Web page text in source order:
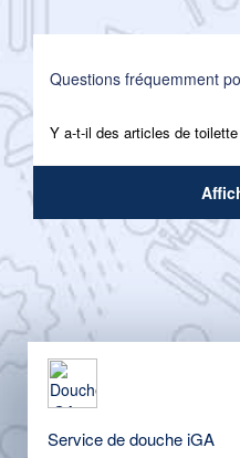
Questions fréquemment
Y a-t-il des articles de
Service de douche iGA